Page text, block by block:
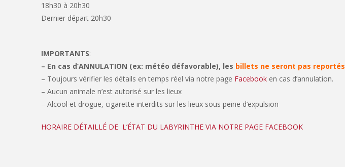
18h30 à 20h30
Dernier départ 20h30
IMPORTANTS:
– En cas d’ANNULATION (ex: météo défavorable), les billets ne seront pas reportés
– Toujours vérifier les détails en temps réel via notre page Facebooken cas d’annulation.
– Aucun animale n’est autorisé sur les lieux
– Alcool et drogue, cigarette interdits sur les lieux sous peine d’expulsion
HORAIRE DÉTAILLÉ DE L’ÉTAT DU LABYRINTHE VIA NOTRE PAGE FACEBOOK